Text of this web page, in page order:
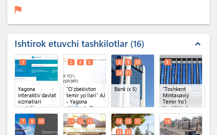
flag
Ishtirok etuvchi tashkilotlar 16 expand_less
Yagona
interaktiv davlat
xizmatlari
portali
1
"O‘zbekiston
temir yo‘llari" AJ
- Yagona
darcha(x 3)
2 3 5
Bank(x 5)
4 9
20
24
31
"Toshkent
Mintaqaviy
Temir Yo'l
Uzeli" Unitar
korxonasi
O'zbekiston
Temir Yo'llari AJ
6
7 8 10 11 12 13 14 15
17
35
36
16